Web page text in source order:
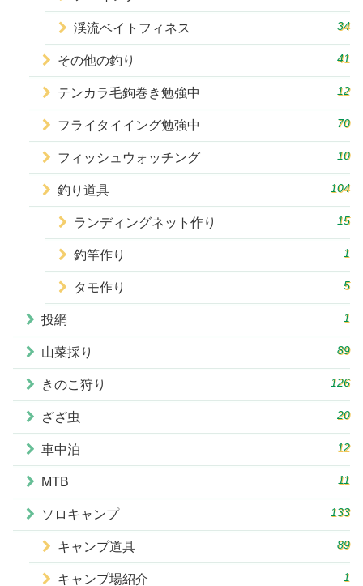
渓流ベイトフィネス 34
その他の釣り 41
テンカラ毛鉤巻き勉強中 12
フライタイイング勉強中 70
フィッシュウォッチング 10
釣り道具 104
ランディングネット作り 15
釣竿作り 1
タモ作り 5
投網 1
山菜採り 89
きのこ狩り 126
ざざ虫 20
車中泊 12
MTB 11
ソロキャンプ 133
キャンプ道具 89
キャンプ場紹介 1